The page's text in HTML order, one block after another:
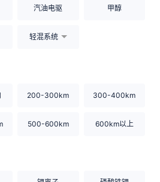
汽油电驱 甲醇
轻混系统
200-300km 300-400km
500-600km 600km以上